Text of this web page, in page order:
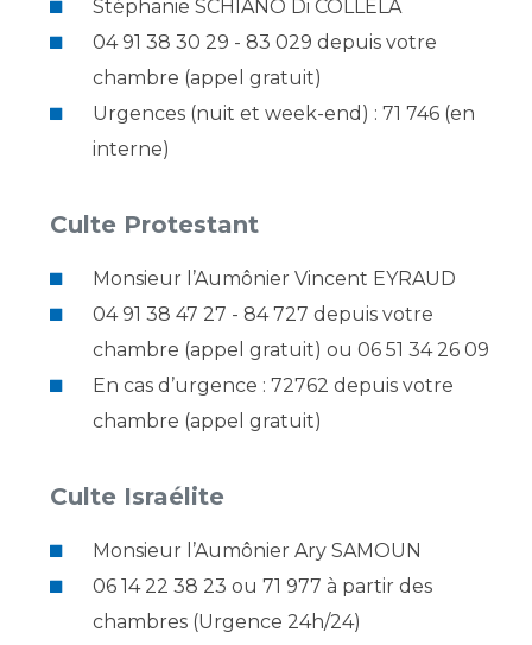
Cancer
Médecine nucléaire
Maternité Hôpital Nord
Vos représentants
Les Comités Locaux des Usagers
Qualité
Anatomie et Cytologie Pathologiques
Adresser un examen au Laboratoire d'Infectiologie
Centres de référence Maladies Rares
Presse / Multimédia
Communiqués de presse
Dossiers de presse
Médiathèque
Rôles et missions
Liste des marchés conclus
Stéphanie SCHIANO Di COLLELA
04 91 38 30 29 - 83 029 depuis votre
chambre (appel gratuit)
Urgences (nuit et week-end) : 71 746 (en
interne)
Culte Protestant
Monsieur l’Aumônier Vincent EYRAUD
04 91 38 47 27 - 84 727 depuis votre
chambre (appel gratuit) ou 06 51 34 26 09
En cas d’urgence : 72762 depuis votre
chambre (appel gratuit)
Culte Israélite
Monsieur l’Aumônier Ary SAMOUN
06 14 22 38 23 ou 71 977 à partir des
chambres (Urgence 24h/24)